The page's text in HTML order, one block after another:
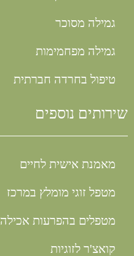
גמילה מסוכר
גמילה מפחמימות
טיפול בחרדה חברתית
שירותים נוספים
מאמנת אישית לחיים
מטפל זוגי מומלץ במרכז
מטפלים בהפרעות אכילה
קואצ'ר לזוגיות